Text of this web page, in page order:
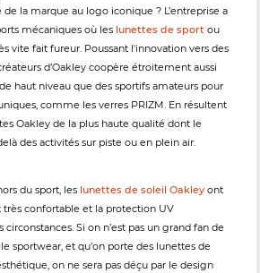
la marque au logo iconique ? L’entreprise a
mécaniques où les lunettes de sport ou
vite fait fureur. Poussant l'innovation vers des
d’Oakley coopère étroitement aussi
haut niveau que des sportifs amateurs pour
comme les verres PRIZM. En résultent
Oakley de la plus haute qualité dont le
des activités sur piste ou en plein air.
du sport, les lunettes de soleil Oakley ont
très confortable et la protection UV
Si on n’est pas un grand fan de
sportwear, et qu’on porte des lunettes de
on ne sera pas déçu par le design